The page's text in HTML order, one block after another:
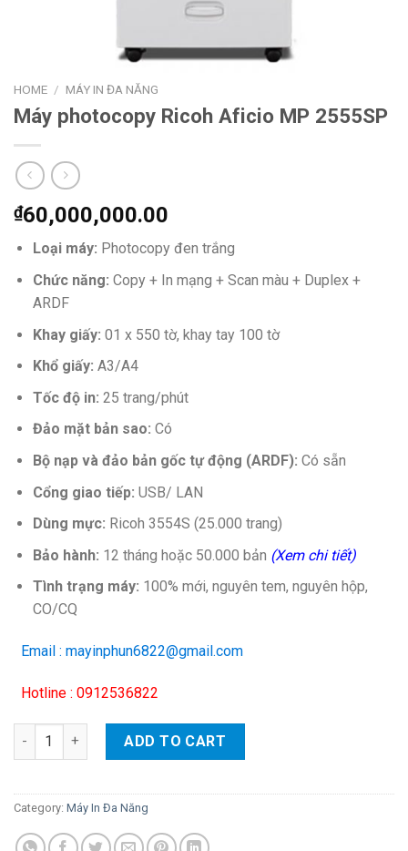
HOME / MÁY IN ĐA NĂNG
Máy photocopy Ricoh Aficio MP 2555SP
₫60,000,000.00
Loại máy: Photocopy đen trắng
Chức năng: Copy + In mạng + Scan màu + Duplex +
ARDF
Khay giấy: 01 x 550 tờ, khay tay 100 tờ
Khổ giấy: A3/A4
Tốc độ in: 25 trang/phút
Đảo mặt bản sao: Có
Bộ nạpvà đảo bản gốc tự động (ARDF): Có sẵn
Cổng giao tiếp: USB/ LAN
Dùng mực: Ricoh 3554S (25.000 trang)
Bảo hành: 12 tháng hoặc 50.000 bản (Xem chi tiết)
Tình trạng máy: 100% mới, nguyên tem, nguyên hộp,
CO/CQ
Email : mayinphun6822@gmail.com
Hotline : 0912536822
Máy photocopy Ricoh Aficio MP 2555SP quantity
ADD TO CART
Category: Máy In Đa Năng